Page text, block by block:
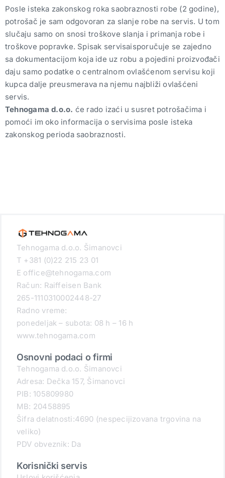
Posle isteka zakonskog roka saobraznosti robe (2 godine),
potrošač je sam odgovoran za slanje robe na servis. U tom
slučaju samo on snosi troškove slanja i primanja robe i
troškove popravke. Spisak servisaisporučuje se zajedno
sa dokumentacijom koja ide uz robu a pojedini proizvođači
daju samo podatke o centralnom ovlašćenom servisu koji
kupca dalje preusmerava na njemu najbliži ovlašćeni
servis.
Tehnogama d.o.o. će rado izaći u susret potrošačima i
pomoći im oko informacija o servisima posle isteka
zakonskog perioda saobraznosti.
Tehnogama d.o.o. Šimanovci
T +381 (0)22 215 23 01
E office@tehnogama.com
Račun: Raiffeisen Bank
265-1110310002448-27
Radno vreme:
ponedeljak – subota: 08 h – 16 h
www.tehnogama.com
Osnovni podaci o firmi
Tehnogama d.o.o. Šimanovci
Adresa: Dečka 157, Šimanovci
PIB: 105809980
MB: 20458895
Šifra delatnosti:4690 (nespecijizovana trgovina na
veliko)
PDV obveznik: Da
Korisnički servis